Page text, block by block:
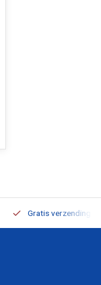
Gratis verzending